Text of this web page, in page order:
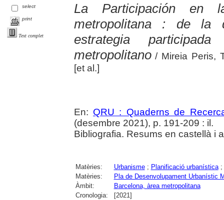
select
print
Text complet
La Participación en
metropolitana : de la
estrategia
metropolitano/ Mireia Peris,
[et al.]
En: QRU : Quaderns de
(desembre 2021), p. 191-209 : il.
Bibliografia. Resums en castellà i
Matèries: Urbanisme; Planificació urbanística;
Matèries:
Pla de Desenvolupament Urbanístic
Àmbit:
Barcelona, àrea metropolitana
Cronologia:
[2021]